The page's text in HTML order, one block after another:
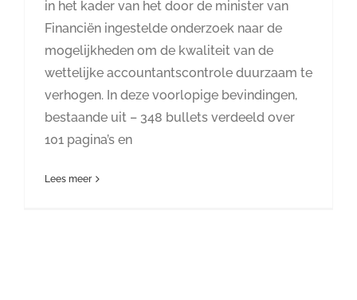
in het kader van het door de minister van
Financiën ingestelde onderzoek naar de
mogelijkheden om de kwaliteit van de
wettelijke accountantscontrole duurzaam te
verhogen. In deze voorlopige bevindingen,
bestaande uit – 348 bullets verdeeld over
101 pagina’s en
Lees meer